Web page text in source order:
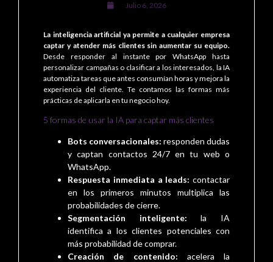
Julio 6, 2026
La inteligencia artificial ya permite a cualquier empresa
captar y atender más clientes sin aumentar su equipo.
Desde responder al instante por WhatsApp hasta
personalizar campañas o clasificar a los interesados, la IA
automatiza tareas que antes consumían horas y mejora la
experiencia del cliente. Te contamos las formas más
prácticas de aplicarla en tu negocio hoy.
5 formas de usar la IA para captar más clientes
Bots conversacionales: responden dudas
y captan contactos 24/7 en tu web o
WhatsApp.
Respuesta inmediata a leads: contactar
en los primeros minutos multiplica las
probabilidades de cierre.
Segmentación inteligente: la IA
identifica a los clientes potenciales con
más probabilidad de comprar.
Creación de contenido: acelera la